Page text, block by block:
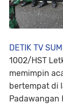
DETIK TV
1002/HST
memimpin
bertempat di
Padawangan